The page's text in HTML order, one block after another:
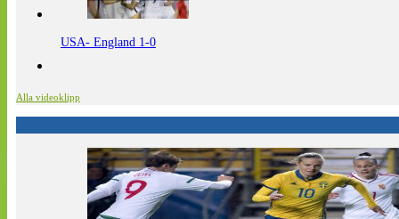
USA- England 1-0
Alla videoklipp